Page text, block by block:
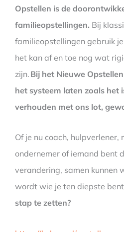
Opstellen is de
familieopstellingen. Bij
familieopstellingen gebruik
het kan af en toe nog wat
zijn. Bij het Nieuwe
het systeem laten zoals het
verhouden met ons lot,
Of je nu coach, hulpverlener,
ondernemer of iemand bent
verandering, samen kunnen
wordt wie je ten diepste
stap te zetten?